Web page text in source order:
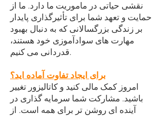
نقشی حیاتی در ماموریت ما دارد. ما از
حمایت و تعهد شما برای تأثیرگذاری پایدار
بر زندگی بزرگسالانی که به دنبال بهبود
مهارت های سوادآموزی خود هستند،
قدردانی می کنیم.
برای ایجاد تفاوت آماده اید؟
امروز کمک مالی کنید و کاتالیزور تغییر
باشید. مشارکت شما سرمایه گذاری در
آینده ای روشن تر برای همه است. از